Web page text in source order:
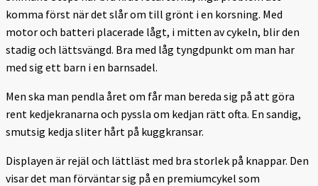
komma först när det slår om till grönt i en korsning. Med
motor och batteri placerade lågt, i mitten av cykeln, blir den
stadig och lättsvängd. Bra med låg tyngdpunkt om man har
med sig ett barn i en barnsadel.
Men ska man pendla året om får man bereda sig på att göra
rent kedjekranarna och pyssla om kedjan rätt ofta. En sandig,
smutsig kedja sliter hårt på kuggkransar.
Displayen är rejäl och lättläst med bra storlek på knappar. Den
visar det man förväntar sig på en premiumcykel som